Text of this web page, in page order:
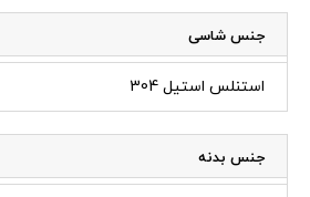
جنس شاسی
استنلس استیل 304
جنس بدنه